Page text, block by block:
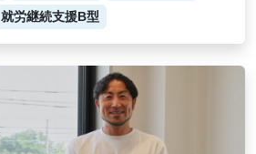
就労継続支援B型